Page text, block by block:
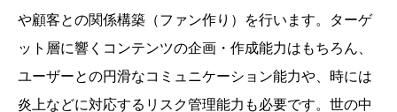
や顧客との関係構築（ファン作り）を行います。ターゲ
ット層に響くコンテンツの企画・作成能力はもちろん、
ユーザーとの円滑なコミュニケーション能力や、時には
炎上などに対応するリスク管理能力も必要です。世の中